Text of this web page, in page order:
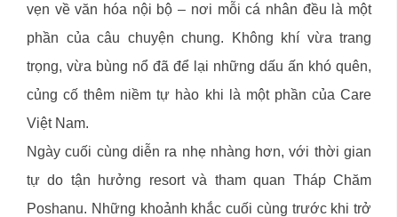
vẹn về văn hóa nội bộ – nơi mỗi cá nhân đều là một
phần của câu chuyện chung. Không khí vừa trang
trọng, vừa bùng nổ đã để lại những dấu ấn khó quên,
củng cố thêm niềm tự hào khi là một phần của Care
Việt Nam.
Ngày cuối cùng diễn ra nhẹ nhàng hơn, với thời gian
tự do tận hưởng resort và tham quan Tháp Chăm
Poshanu. Những khoảnh khắc cuối cùng trước khi trở